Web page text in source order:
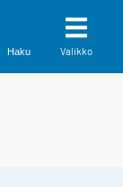
Haku Valikko